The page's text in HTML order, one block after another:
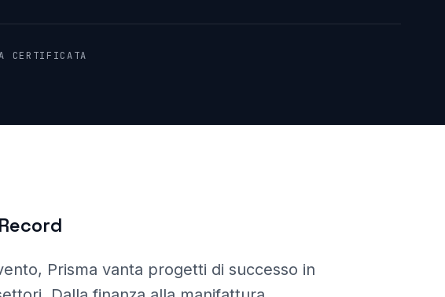
CERTIFICATA
, Prisma vanta progetti di successo in